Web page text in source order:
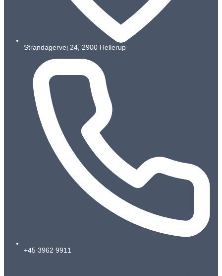
Strandagervej 24, 2900 Hellerup
+45 3962 9911